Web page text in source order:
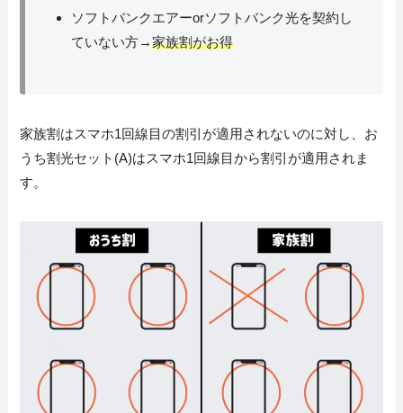
ソフトバンクエアーorソフトバンク光を契約し
ていない方→家族割がお得
家族割はスマホ1回線目の割引が適用されないのに対し、お
うち割光セット(A)はスマホ1回線目から割引が適用されま
す。